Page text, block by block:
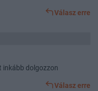
Válasz erre
inkább dolgozzon
Válasz erre